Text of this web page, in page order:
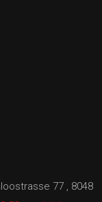
77 , 8048